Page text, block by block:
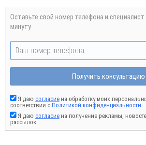
Оставьте свой номер телефона и специалист
минуту
Получить консультацию
Я даю согласие на обработку моих
соответствии с Политикой конфиденциальности
Я даю согласие на получение рекламы,
рассылок